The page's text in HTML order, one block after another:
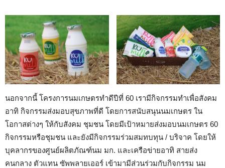
นอกจากนี้ โครงการนมเกษตรทำดีปีที่ 60 เรามีกิจกรรมทำเพื่อสังคม
อาทิ กิจกรรมส่งมอบสุขภาพที่ดี โดยการสนับสนุนนมเกษตร ใน
โอกาสต่างๆ ให้กับสังคม ชุมชน โดยมีเป้าหมายส่งมอบนมเกษตร 60
กิจกรรมหรือชุมชน และยังมีกิจกรรมร่วมสมทบทุน / บริจาค โดยให้
บุคลากรของศูนย์ผลิตภัณฑ์นม มก. และเครือข่ายอาทิ สายส่ง
คนกลาง ตัวแทน ซัพพลายเออร์ เข้ามามีส่วนร่วมกับกิจกรรม นม